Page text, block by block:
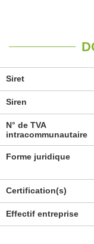
Siret
Siren
N° de TVA
intracommunautaire
Forme juridique
Certification(s)
Effectif entreprise